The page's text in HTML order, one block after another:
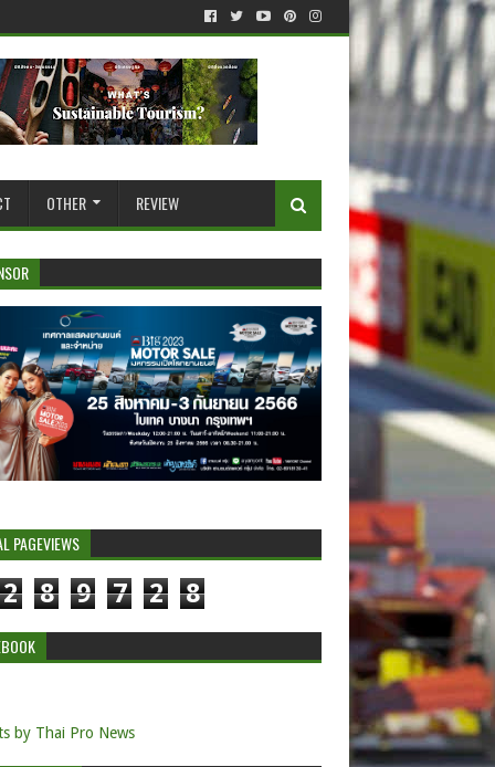
OTHER REVIEW
PAGEVIEWS
2 8 9 7 2 8
by Thai Pro News